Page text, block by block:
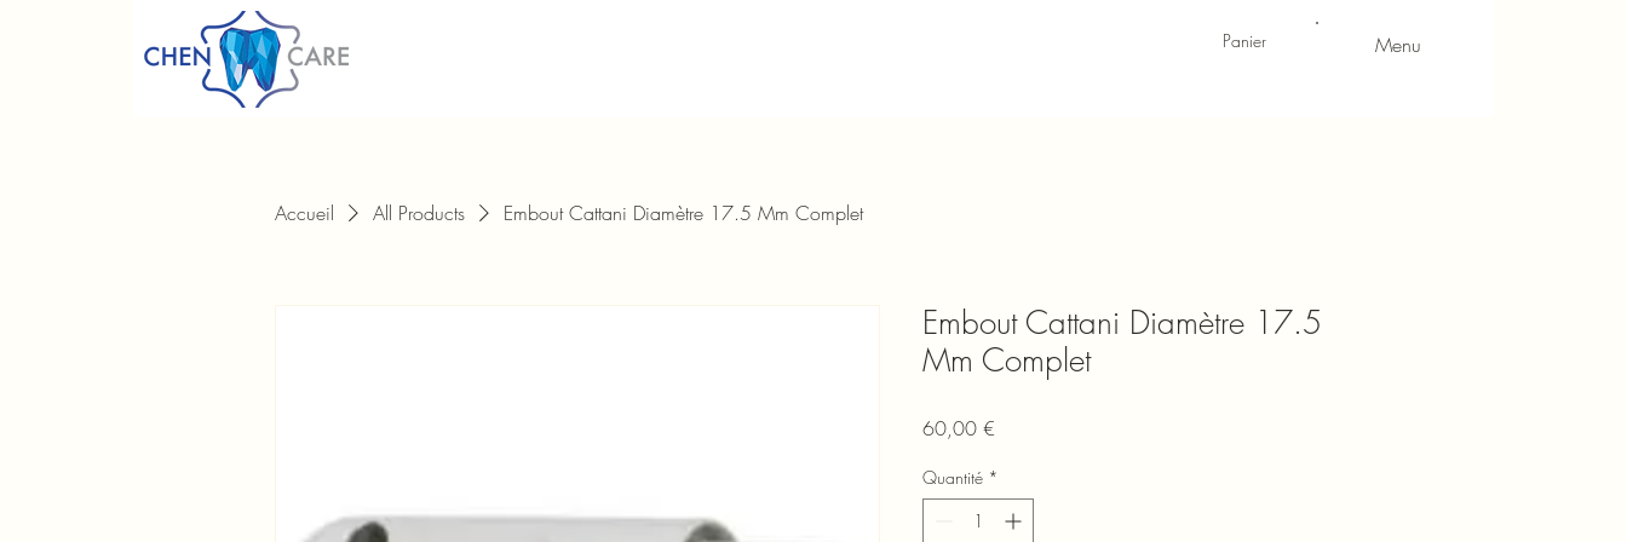
Panier Menu
Accueil All Products Embout Cattani Diamètre 17.5 Mm Complet
Embout Cattani Diamètre 17.5
Mm Complet
60,00 €
Quantité *